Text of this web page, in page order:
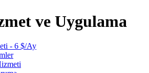
ve Uygulama
- 6 $/Ay